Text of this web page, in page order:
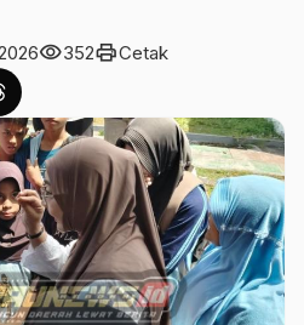
visibility352printCetak